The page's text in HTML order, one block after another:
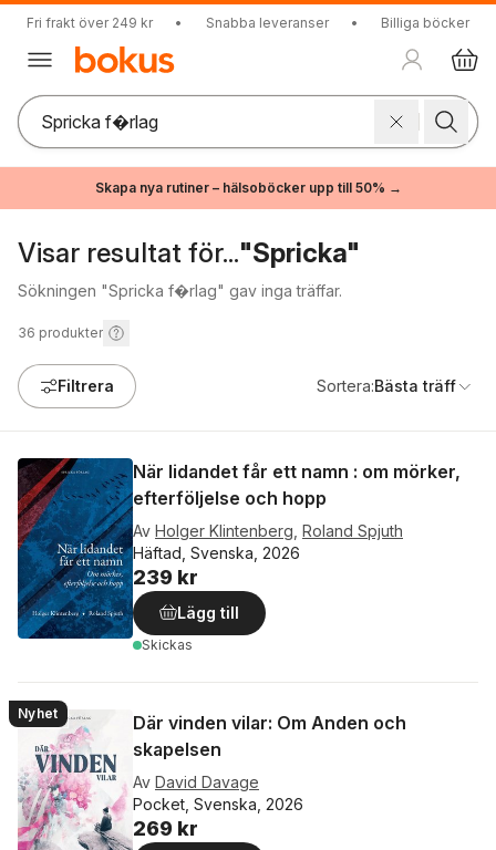
Fri frakt över 249 kr • Snabba leveranser • Billiga böcker
Skapa nya rutiner – hälsoböcker upp till 50% →
Visar resultat för..."Spricka"
Sökningen "Spricka f�rlag" gav inga träffar.
36 produkter
Filtrera Sortera:Bästa träff
När lidandet får ett namn : om mörker,
efterföljelse och hopp
Av Holger Klintenberg Roland Spjuth
Häftad, Svenska, 2026
239 kr
Lägg till
Skickas
Nyhet
Där vinden vilar: Om Anden och
skapelsen
Av David Davage
Pocket, Svenska, 2026
269 kr